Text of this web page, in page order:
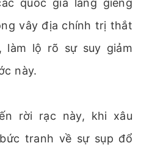
quốc gia láng giềng
vây địa chính trị thắt
làm lộ rõ sự suy giảm
này.
rời rạc này, khi xâu
tranh về sự sụp đổ